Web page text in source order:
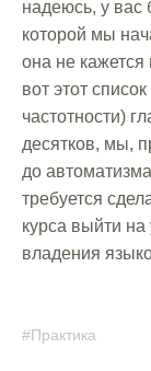
надеюсь, у вас
которой мы
она не
вот этот
частотности)
десятков, мы,
до
требуется
курса выйти
владения
Практика